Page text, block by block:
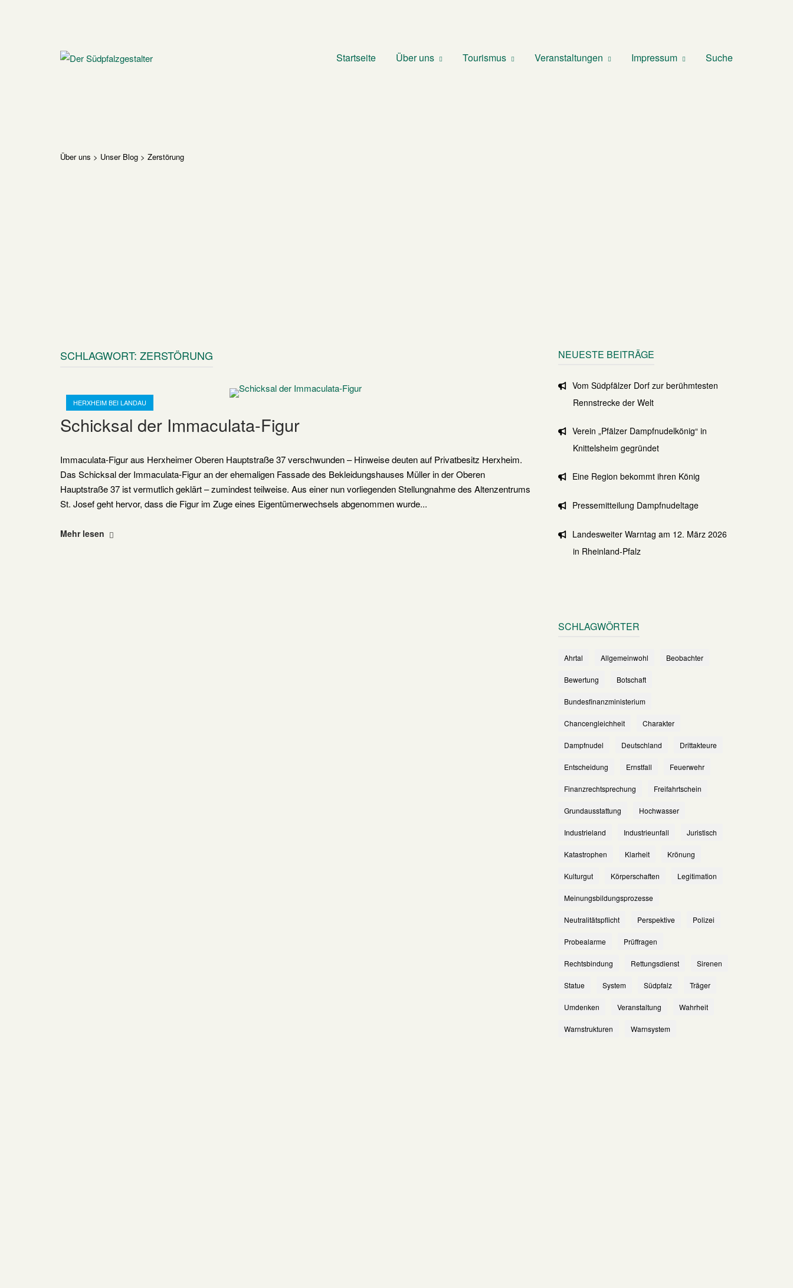
Home
Startseite Über uns Tourismus Veranstaltungen Impressum Suche
Über uns > Unser Blog > Zerstörung
SCHLAGWORT: ZERSTÖRUNG
HERXHEIM BEI LANDAU
Open post
Schicksal der Immaculata-Figur
Immaculata-Figur aus Herxheimer Oberen Hauptstraße 37 verschwunden – Hinweise deuten auf Privatbesitz Herxheim.
Das Schicksal der Immaculata-Figur an der ehemaligen Fassade des Bekleidungshauses Müller in der Oberen
Hauptstraße 37 ist vermutlich geklärt – zumindest teilweise. Aus einer nun vorliegenden Stellungnahme des Altenzentrums
St. Josef geht hervor, dass die Figur im Zuge eines Eigentümerwechsels abgenommen wurde...
"Schicksal
Mehr lesen
NEUESTE BEITRÄGE
Vom Südpfälzer Dorf zur berühmtesten
Rennstrecke der Welt
Verein „Pfälzer Dampfnudelkönig“ in
Knittelsheim gegründet
Eine Region bekommt ihren König
Pressemitteilung Dampfnudeltage
Landesweiter Warntag am 12. März 2026
in Rheinland-Pfalz
SCHLAGWÖRTER
Ahrtal Allgemeinwohl Beobachter
Bewertung Botschaft
Bundesfinanzministerium
Chancengleichheit Charakter
Dampfnudel Deutschland Drittakteure
Entscheidung Ernstfall Feuerwehr
Finanzrechtsprechung Freifahrtschein
Grundausstattung Hochwasser
Industrieland Industrieunfall Juristisch
Katastrophen Klarheit Krönung
Kulturgut Körperschaften Legitimation
Meinungsbildungsprozesse
Neutralitätspflicht Perspektive Polizei
Probealarme Prüffragen
Rechtsbindung Rettungsdienst Sirenen
Statue System Südpfalz Träger
Umdenken Veranstaltung Wahrheit
Warnstrukturen Warnsystem